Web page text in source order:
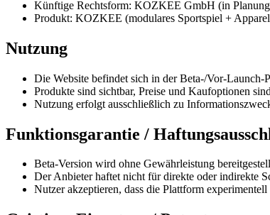
Künftige Rechtsform: KOZKEE GmbH (in
Produkt: KOZKEE (modulares Sportspiel +
Nutzung
Die Website befindet sich in der Beta-/Vor-Launch-
Produkte sind sichtbar, Preise und Kaufoptionen
Nutzung erfolgt ausschließlich zu
Funktionsgarantie /
Beta-Version wird ohne Gewährleistung
Der Anbieter haftet nicht für direkte oder indirekte
Nutzer akzeptieren, dass die Plattform